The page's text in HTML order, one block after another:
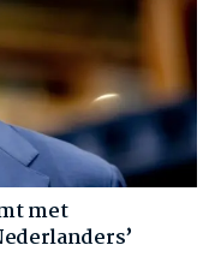
met